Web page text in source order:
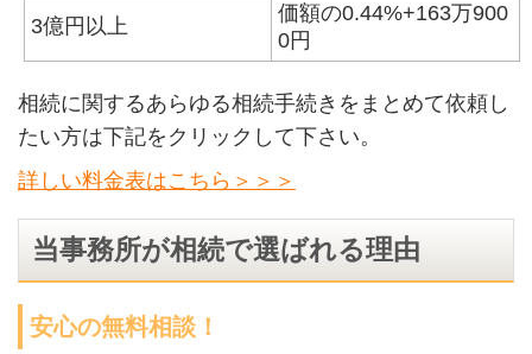
3億円以上
価額の0.44%+163万900
0円
相続に関するあらゆる相続手続きをまとめて依頼し
たい方は下記をクリックして下さい。
詳しい料金表はこちら＞＞＞
当事務所が相続で選ばれる理由
安心の無料相談！